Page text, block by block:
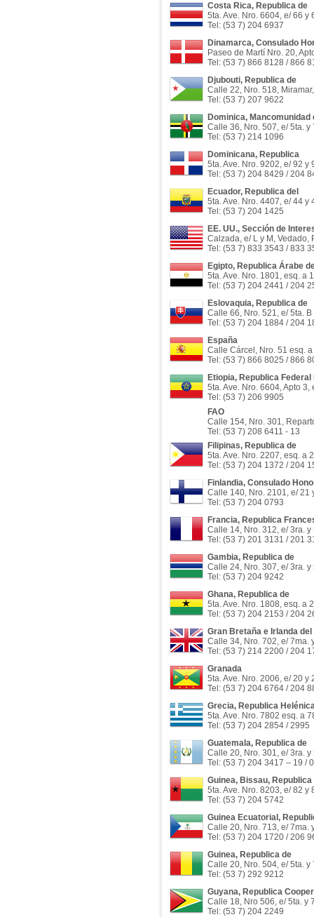
Costa Rica, Republica de
5ta. Ave. Nro. 6604, e/ 66 y
Tel: (53 7) 204 6937
Dinamarca, Consulado
Paseo de Martí Nro. 20,
Tel: (53 7) 866 8128 / 866
Djubouti, Republica de
Calle 22, Nro. 518,
Tel: (53 7) 207 9622
Dominica, Mancomunidad
Calle 36, Nro. 507, e/ 5ta. y
Tel: (53 7) 214 1096
Dominicana, Republica
5ta. Ave. Nro. 9202, e/ 92 y
Tel: (53 7) 204 8429 / 204
Ecuador, Republica del
5ta. Ave. Nro. 4407, e/ 44 y
Tel: (53 7) 204 1425
EE. UU., Sección de
Calzada, e/ L y M, Vedado,
Tel: (53 7) 833 3543 / 833
Egipto, Republica Árabe
5ta. Ave. Nro. 1801, esq. a
Tel: (53 7) 204 2441 / 204
Eslovaquia, Republica de
Calle 66, Nro. 521, e/ 5ta.
Tel: (53 7) 204 1884 / 204
España
Calle Cárcel, Nro. 51 esq.
Tel: (53 7) 866 8025 / 866
Etiopia, Republica
5ta. Ave. Nro. 6604, Apto 3,
Tel: (53 7) 206 9905
FAO
Calle 154, Nro. 301,
Tel: (53 7) 208 6411 - 13
Filipinas, Republica de
5ta. Ave. Nro. 2207, esq. a
Tel: (53 7) 204 1372 / 204
Finlandia, Consulado
Calle 140, Nro. 2101, e/ 21
Tel: (53 7) 204 0793
Francia, Republica
Calle 14, Nro. 312, e/ 3ra. y
Tel: (53 7) 201 3131 / 201
Gambia, Republica de
Calle 24, Nro. 307, e/ 3ra. y
Tel: (53 7) 204 9242
Ghana, Republica de
5ta. Ave. Nro. 1808, esq. a
Tel: (53 7) 204 2153 / 204
Gran Bretaña e Irlanda
Calle 34, Nro. 702, e/ 7ma.
Tel: (53 7) 214 2200 / 204
Granada
5ta. Ave. Nro. 2006, e/ 20 y
Tel: (53 7) 204 6764 / 204
Grecia, Republica
5ta. Ave. Nro. 7802 esq. a
Tel: (53 7) 204 2854 / 2995
Guatemala, Republica de
Calle 20, Nro. 301, e/ 3ra. y
Tel: (53 7) 204 3417 – 19 /
Guinea, Bissau, Republica
5ta. Ave. Nro. 8203, e/ 82 y
Tel: (53 7) 204 5742
Guinea Ecuatorial,
Calle 20, Nro. 713, e/ 7ma.
Tel: (53 7) 204 1720 / 206
Guinea, Republica de
Calle 20, Nro. 504, e/ 5ta. y
Tel: (53 7) 292 9212
Guyana, Republica
Calle 18, Nro 506, e/ 5ta. y
Tel: (53 7) 204 2249